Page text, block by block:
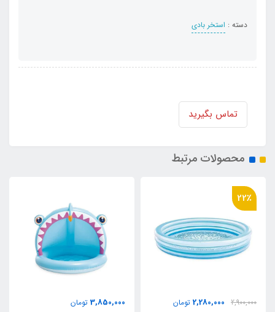
دسته : استخر بادی
تماس بگیرید
محصولات مرتبط
تومان
3,850,000
3,400,000